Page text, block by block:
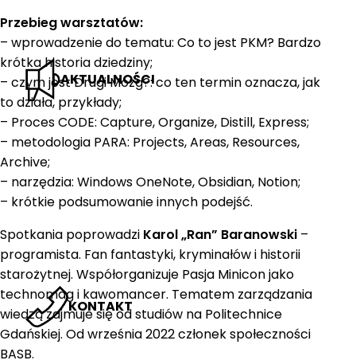
AKTUALNOŚCI
KONTAKT
Przebieg warsztatów:
– wprowadzenie do tematu: Co to jest PKM? Bardzo
krótka historia dziedziny;
– czym jest Drugi Mózg?: co ten termin oznacza, jak
to działa, przykłady;
– Proces CODE: Capture, Organize, Distill, Express;
– metodologia PARA: Projects, Areas, Resources,
Archive;
– narzędzia: Windows OneNote, Obsidian, Notion;
– krótkie podsumowanie innych podejść.
Spotkania poprowadzi Karol „Ran” Baranowski –
programista. Fan fantastyki, kryminałów i historii
starożytnej. Współorganizuje Pasja Minicon jako
technomag i kawomancer. Tematem zarządzania
wiedzą zajmuje się od studiów na Politechnice
Gdańskiej. Od września 2022 członek społeczności
BASB.